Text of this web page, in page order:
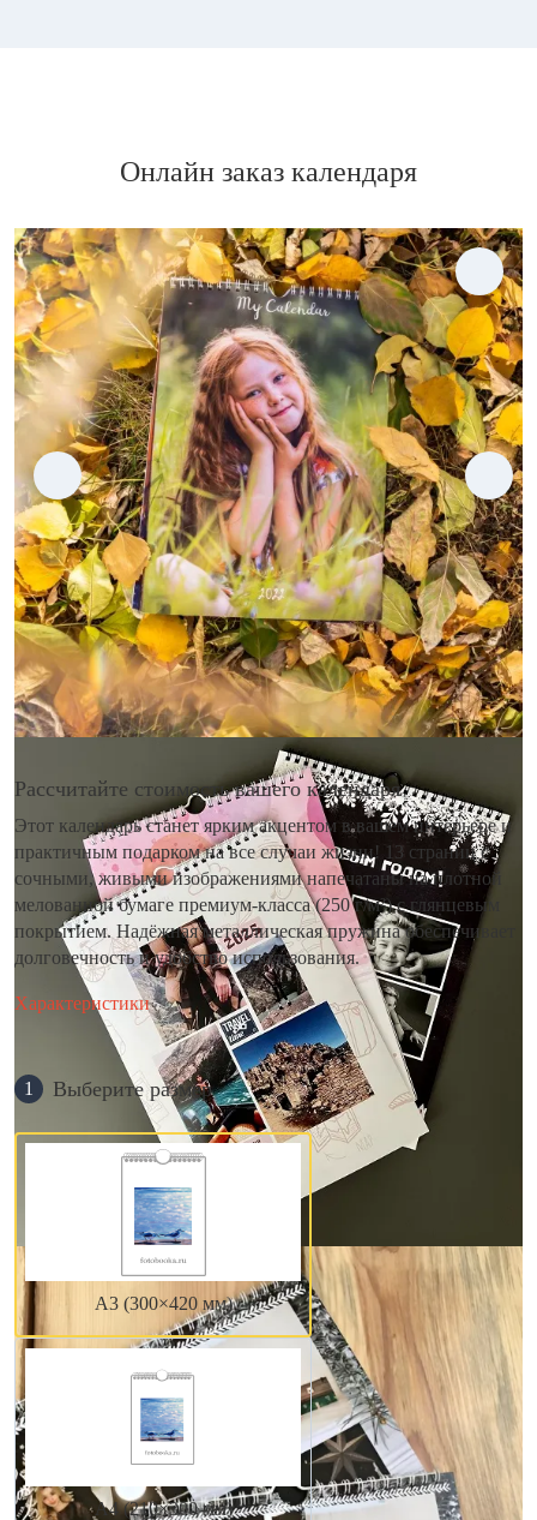
Онлайн заказ календаря
Рассчитайте стоимость вашего календаря
Этот календарь станет ярким акцентом в вашем интерьере и
практичным подарком на все случаи жизни! 13 страниц с
сочными, живыми изображениями напечатаны на плотной
мелованной бумаге премиум-класса (250 г/м²) с глянцевым
покрытием. Надёжная металлическая пружина обеспечивает
долговечность и удобство использования.
Характеристики
1 Выберите размер
А3 (300×420 мм)
А4 (210×300 мм)